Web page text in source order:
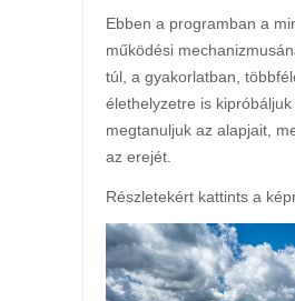
Ebben a programban a
működési
túl, a gyakorlatban,
élethelyzetre is kipróbáljuk
megtanuljuk az alapjait,
az erejét.
Részletekért kattints a